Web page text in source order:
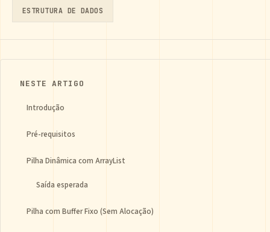
ESTRUTURA DE DADOS
NESTE ARTIGO
Introdução
Pré-requisitos
Pilha Dinâmica com ArrayList
Saída esperada
Pilha com Buffer Fixo (Sem Alocação)